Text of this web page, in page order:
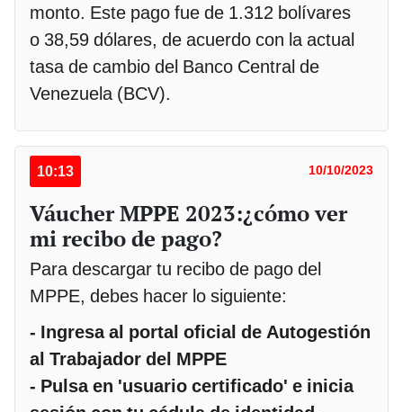
monto. Este pago fue de 1.312 bolívares
o 38,59 dólares, de acuerdo con la actual
tasa de cambio del Banco Central de
Venezuela (BCV).
10:13 10/10/2023
Váucher MPPE 2023:¿cómo ver
mi recibo de pago?
Para descargar tu recibo de pago del
MPPE, debes hacer lo siguiente:
- Ingresa al portal oficial de Autogestión
al Trabajador del MPPE
- Pulsa en 'usuario certificado' e inicia